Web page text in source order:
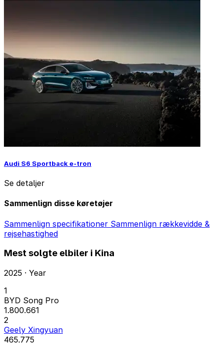
Audi S6 Sportback e-tron
Se detaljer
Sammenlign disse køretøjer
Sammenlign specifikationer Sammenlign rækkevidde &
rejsehastighed
Mest solgte elbiler i Kina
2025 · Year
1
BYD Song Pro
1.800.661
2
Geely Xingyuan
465.775